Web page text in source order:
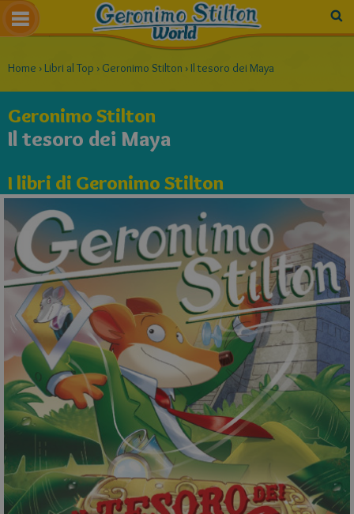
Home › Libri al Top › Geronimo Stilton › Il tesoro dei Maya
Geronimo Stilton
Il tesoro dei Maya
I libri di Geronimo Stilton